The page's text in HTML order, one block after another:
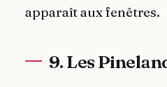
apparaît aux fenêtres.
9. Les